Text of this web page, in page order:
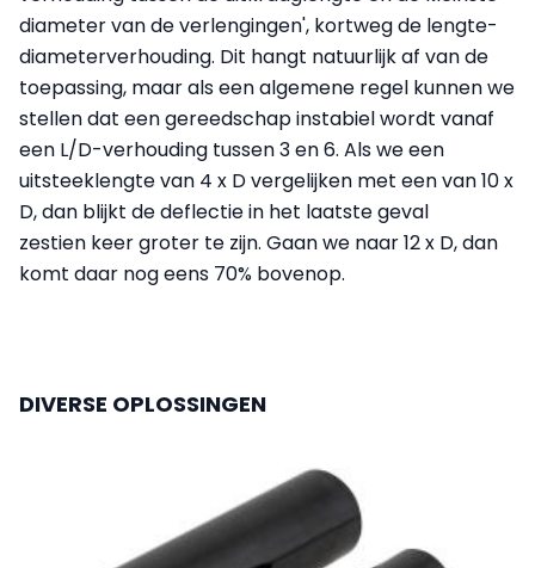
diameter van de verlengingen', kortweg de lengte-
diameterverhouding. Dit hangt natuurlijk af van de
toepassing, maar als een algemene regel kunnen we
stellen dat een gereedschap instabiel wordt vanaf
een L/D-verhouding tussen 3 en 6. Als we een
uitsteeklengte van 4 x D vergelijken met een van 10 x
D, dan blijkt de deflectie in het laatste geval
zestien keer groter te zijn. Gaan we naar 12 x D, dan
komt daar nog eens 70% bovenop.
DIVERSE OPLOSSINGEN